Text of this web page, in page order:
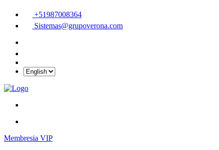
+51987008364
Sistemas@grupoverona.com
Membresia VIP